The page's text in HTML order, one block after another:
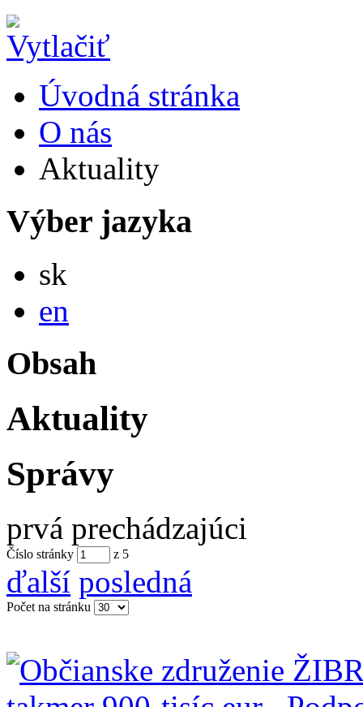
Úvodná stránka
O nás
Aktuality
Výber jazyka
sk
en
Obsah
Aktuality
Správy
prvá prechádzajúci
Číslo stránky z 5
ďalší posledná
Počet na stránku